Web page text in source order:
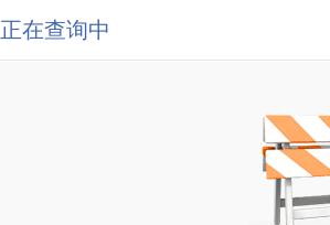
正在查询中